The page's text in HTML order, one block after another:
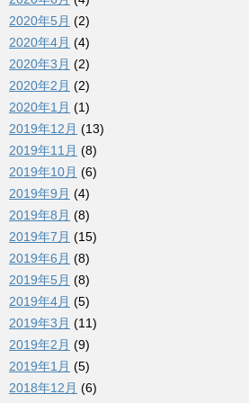
2020年5月 (2)
2020年4月 (4)
2020年3月 (2)
2020年2月 (2)
2020年1月 (1)
2019年12月 (13)
2019年11月 (8)
2019年10月 (6)
2019年9月 (4)
2019年8月 (8)
2019年7月 (15)
2019年6月 (8)
2019年5月 (8)
2019年4月 (5)
2019年3月 (11)
2019年2月 (9)
2019年1月 (5)
2018年12月 (6)